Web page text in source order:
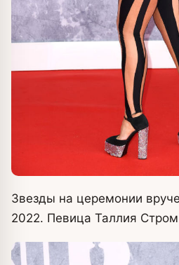
Звезды на церемонии
2022. Певица Таллия Стром